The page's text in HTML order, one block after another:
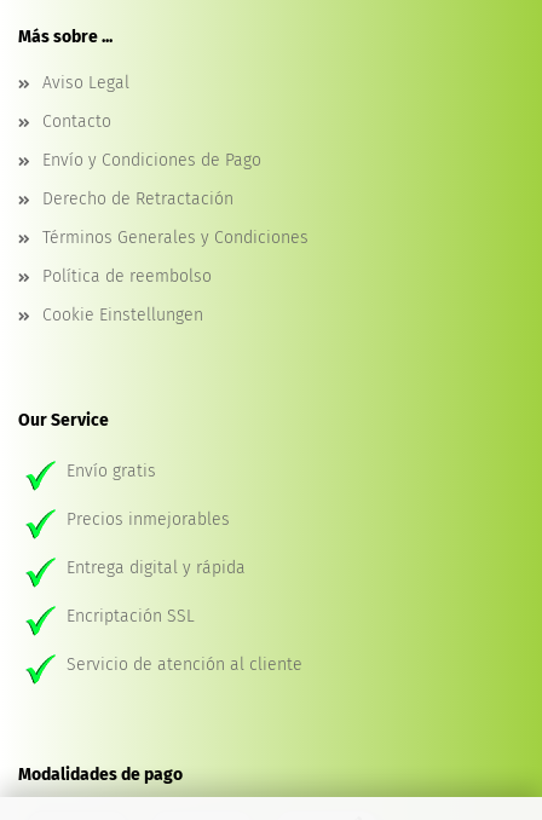
Más sobre ...
Aviso Legal
Contacto
Envío y Condiciones de Pago
Derecho de Retractación
Términos Generales y Condiciones
Política de reembolso
Cookie Einstellungen
Our Service
Envío gratis
Precios inmejorables
Entrega digital y rápida
Encriptación SSL
Servicio de atención al cliente
Modalidades de pago